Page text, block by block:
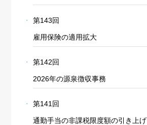
第143回
雇用保険の適用拡大
第142回
2026年の源泉徴収事務
第141回
通勤手当の非課税限度額の引き上げ